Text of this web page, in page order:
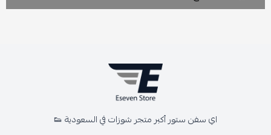
اي سفن ستور أكبر متجر شوزات في السعودية 👟